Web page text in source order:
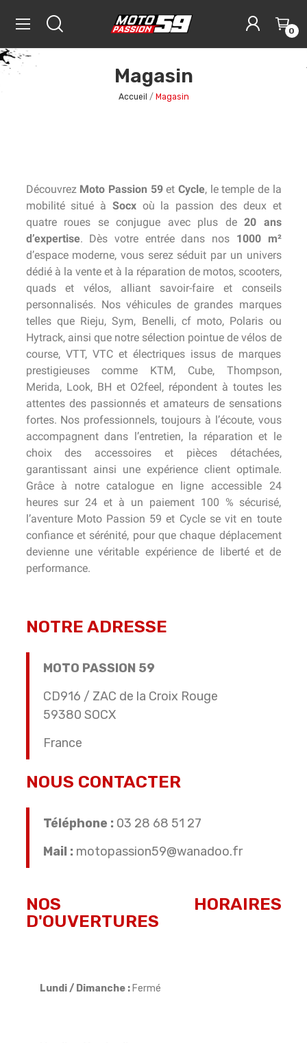
0
Magasin
Accueil Magasin
Découvrez Moto Passion 59et Cycle, le temple de la
mobilité situé à Socxoù la passion des deux et
quatre roues se conjugue avec plus de 20 ans
d’expertise. Dès votre entrée dans nos 1000 m²
d’espace moderne, vous serez séduit par un univers
dédié à la vente et à la réparation de motos, scooters,
quads et vélos, alliant savoir-faire et conseils
personnalisés. Nos véhicules de grandes marques
telles que Rieju, Sym, Benelli, cf moto, Polaris ou
Hytrack, ainsi que notre sélection pointue de vélos de
course, VTT, VTC et électriques issus de marques
prestigieuses comme KTM, Cube, Thompson,
Merida, Look, BH et O2feel, répondent à toutes les
attentes des passionnés et amateurs de sensations
fortes. Nos professionnels, toujours à l’écoute, vous
accompagnent dans l’entretien, la réparation et le
choix des accessoires et pièces détachées,
garantissant ainsi une expérience client optimale.
Grâce à notre catalogue en ligne accessible 24
heures sur 24 et à un paiement 100 % sécurisé,
l’aventure Moto Passion 59 et Cycle se vit en toute
confiance et sérénité, pour que chaque déplacement
devienne une véritable expérience de liberté et de
performance.
NOTRE ADRESSE
MOTO PASSION 59
CD916 / ZAC de la Croix Rouge
59380 SOCX
France
NOUS CONTACTER
Téléphone : 03 28 68 51 27
Mail : motopassion59@wanadoo.fr
NOS HORAIRES
D'OUVERTURES
Lundi / Dimanche :Fermé